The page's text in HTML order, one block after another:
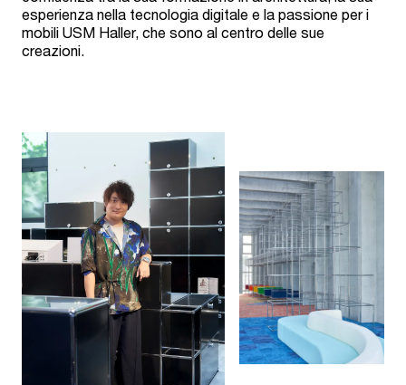
esperienza nella tecnologia digitale e la passione per i
mobili USM Haller, che sono al centro delle sue
creazioni.